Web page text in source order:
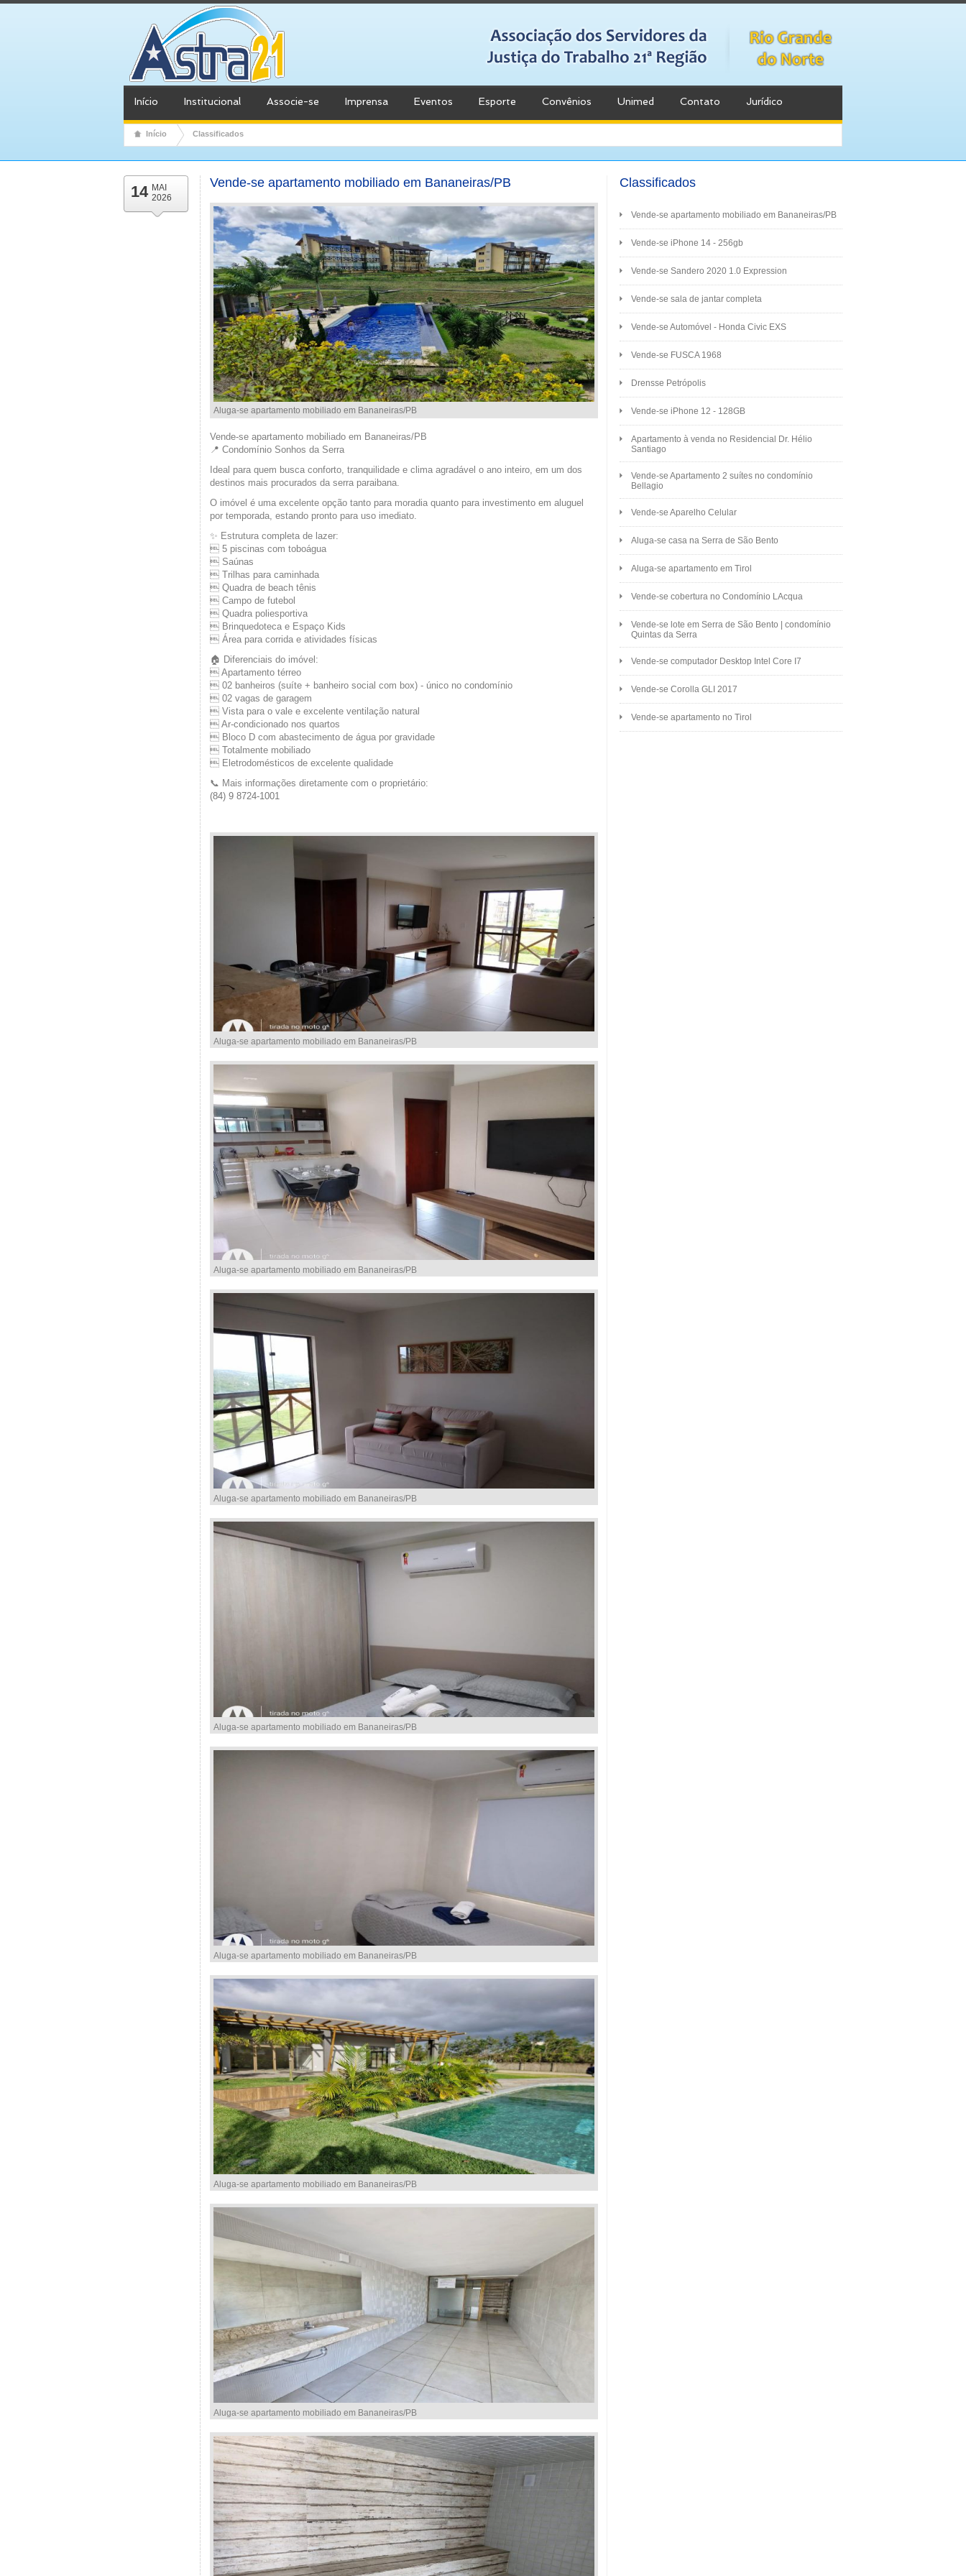
Início Institucional Associe-se Imprensa Eventos Esporte Convênios Unimed Contato Jurídico
Início Classificados
14 MAI
2026
Vende-se apartamento mobiliado em Bananeiras/PB
Aluga-se apartamento mobiliado em Bananeiras/PB
Vende-se apartamento mobiliado em Bananeiras/PB
📍 Condomínio Sonhos da Serra
Ideal para quem busca conforto, tranquilidade e clima agradável o ano inteiro, em um dos
destinos mais procurados da serra paraibana.
O imóvel é uma excelente opção tanto para moradia quanto para investimento em aluguel
por temporada, estando pronto para uso imediato.
✨ Estrutura completa de lazer:
 5 piscinas com toboágua
 Saúnas
 Trilhas para caminhada
 Quadra de beach tênis
 Campo de futebol
 Quadra poliesportiva
 Brinquedoteca e Espaço Kids
 Área para corrida e atividades físicas
🏠 Diferenciais do imóvel:
 Apartamento térreo
 02 banheiros (suíte + banheiro social com box) - único no condomínio
 02 vagas de garagem
 Vista para o vale e excelente ventilação natural
 Ar-condicionado nos quartos
 Bloco D com abastecimento de água por gravidade
 Totalmente mobiliado
 Eletrodomésticos de excelente qualidade
📞 Mais informações diretamente com o proprietário:
(84) 9 8724-1001
Aluga-se apartamento mobiliado em Bananeiras/PB
Aluga-se apartamento mobiliado em Bananeiras/PB
Aluga-se apartamento mobiliado em Bananeiras/PB
Aluga-se apartamento mobiliado em Bananeiras/PB
Aluga-se apartamento mobiliado em Bananeiras/PB
Aluga-se apartamento mobiliado em Bananeiras/PB
Aluga-se apartamento mobiliado em Bananeiras/PB
Classificados
Vende-se apartamento mobiliado em Bananeiras/PB
Vende-se iPhone 14 - 256gb
Vende-se Sandero 2020 1.0 Expression
Vende-se sala de jantar completa
Vende-se Automóvel - Honda Civic EXS
Vende-se FUSCA 1968
Drensse Petrópolis
Vende-se iPhone 12 - 128GB
Apartamento à venda no Residencial Dr. Hélio
Santiago
Vende-se Apartamento 2 suítes no condomínio
Bellagio
Vende-se Aparelho Celular
Aluga-se casa na Serra de São Bento
Aluga-se apartamento em Tirol
Vende-se cobertura no Condomínio LAcqua
Vende-se lote em Serra de São Bento | condomínio
Quintas da Serra
Vende-se computador Desktop Intel Core I7
Vende-se Corolla GLI 2017
Vende-se apartamento no Tirol